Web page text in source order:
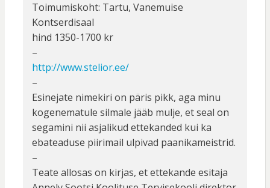
Toimumiskoht: Tartu, Vanemuise
Kontserdisaal
hind 1350-1700 kr
–
http://www.stelior.ee/
–
Esinejate nimekiri on päris pikk, aga minu
kogenematule silmale jääb mulje, et seal on
segamini nii asjalikud ettekanded kui ka
ebateaduse piirimail ulpivad paanikameistrid.
–
Teate allosas on kirjas, et ettekande esitaja